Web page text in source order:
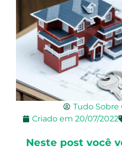
Tudo Sobre
Criado em 20/07/2022
Neste post você